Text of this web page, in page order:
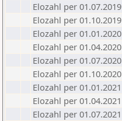
Elozahl per 01.07.2019
Elozahl per 01.10.2019
Elozahl per 01.01.2020
Elozahl per 01.04.2020
Elozahl per 01.07.2020
Elozahl per 01.10.2020
Elozahl per 01.01.2021
Elozahl per 01.04.2021
Elozahl per 01.07.2021